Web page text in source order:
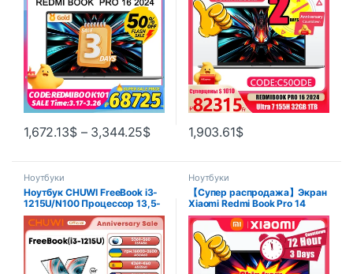
1,672.13$– 3,344.25$ 1,903.61$
Ноутбуки
Ноутбук CHUWI FreeBook i3-
1215U/N100 Процессор 13,5-
дюймовый IPS-экран 2 в 1,
планшетный ПК, 12 ГБ ОЗУ,
512 ГБ SSD, поддержка
стилуса
Ноутбуки
【Супер распродажа】Экран
Xiaomi Redmi Book Pro 14
2024 U*5-125/U*7-155 32G
1T 2,8K 120 Гц
JYU4597CN/JYU4598CN